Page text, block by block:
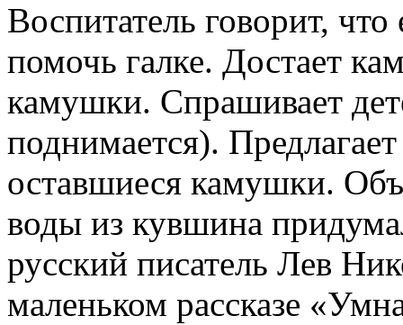
Воспитатель говорит,
помочь галке. Достает
камушки. Спрашивает
поднимается).
оставшиеся камушки.
воды из кувшина
русский писатель Лев
маленьком рассказе